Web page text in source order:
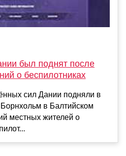
был поднят после
о беспилотниках
сил Дании подняли в
в Балтийском
местных жителей о